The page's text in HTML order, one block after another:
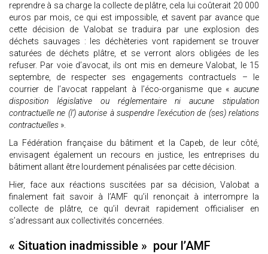
reprendre à sa charge la collecte de plâtre, cela lui coûterait 20 000
euros par mois, ce qui est impossible, et savent par avance que
cette décision de Valobat se traduira par une explosion des
déchets sauvages : les déchèteries vont rapidement se trouver
saturées de déchets plâtre, et se verront alors obligées de les
refuser. Par voie d’avocat, ils ont mis en demeure Valobat, le 15
septembre, de respecter ses engagements contractuels – le
courrier de l’avocat rappelant à l’éco-organisme que « aucune
disposition législative ou réglementaire ni aucune stipulation
contractuelle ne (l’) autorise à suspendre l'exécution de (ses) relations
contractuelles ».
La Fédération française du bâtiment et la Capeb, de leur côté,
envisagent également un recours en justice, les entreprises du
bâtiment allant être lourdement pénalisées par cette décision.
Hier, face aux réactions suscitées par sa décision, Valobat a
finalement fait savoir à l’AMF qu’il renonçait à interrompre la
collecte de plâtre, ce qu’il devrait rapidement officialiser en
s’adressant aux collectivités concernées.
« Situation inadmissible » pour l’AMF